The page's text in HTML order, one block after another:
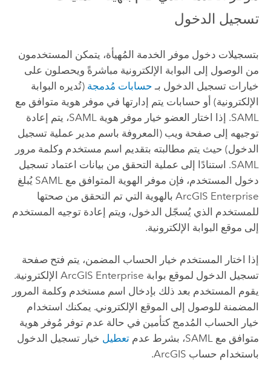
تسجيل الدخول
بتسجيلات دخول موفر الخدمة المُهيأة، يتمكن المستخدمون
من الوصول إلى البوابة الإلكترونية مباشرةً ويحصلون على
خيارات تسجيل الدخول بـ حسابات مُدمجة (تُديره البوابة
الإلكترونية) أو حسابات يتم إدارتها في موفر هوية متوافق مع
SAML. إذا اختار العضو خيار موفر هوية SAML، يتم إعادة
توجيهه إلى صفحة ويب (المعروفة باسم مدير عملية تسجيل
الدخول) حيث يتم مطالبته بتقديم اسم مستخدم وكلمة مرور
SAML. استنادًا إلى عملية التحقق من بيانات اعتماد تسجيل
دخول المستخدم، فإن موفر الهوية المتوافق مع SAML يُبلغ
ArcGIS Enterpriseبالهوية التي تم التحقق من صحتها
للمستخدم الذي يُسجّل الدخول، ويتم إعادة توجيه المستخدم
إلى موقع البوابة الإلكترونية.
إذا اختار المستخدم خيار الحساب المضمن، يتم فتح صفحة
تسجيل الدخول لموقع بوابة ArcGIS Enterpriseالإلكترونية.
يقوم المستخدم بعد ذلك بإدخال اسم مستخدم وكلمة المرور
المضمنة للوصول إلى الموقع الإلكتروني. يمكنك استخدام
خيار الحساب المُدمج كتأمين في حالة عدم توفر مُوفر هوية
متوافق مع SAML، بشرط عدم تعطيل خيار تسجيل الدخول
باستخدام حساب ArcGIS.